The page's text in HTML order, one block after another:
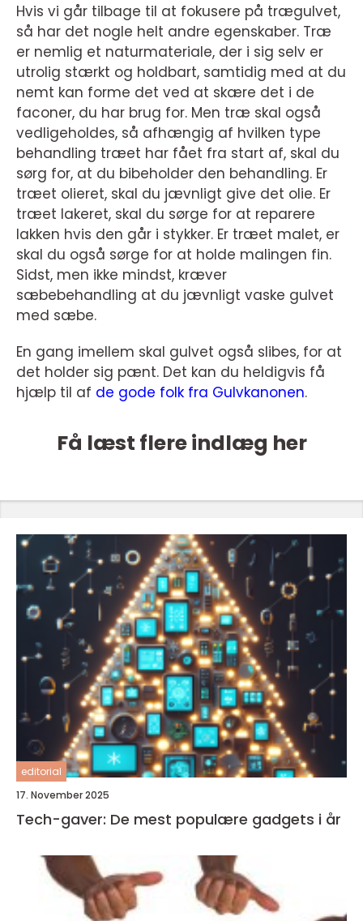
Hvis vi går tilbage til at fokusere på trægulvet,
så har det nogle helt andre egenskaber. Træ
er nemlig et naturmateriale, der i sig selv er
utrolig stærkt og holdbart, samtidig med at du
nemt kan forme det ved at skære det i de
faconer, du har brug for. Men træ skal også
vedligeholdes, så afhængig af hvilken type
behandling træet har fået fra start af, skal du
sørg for, at du bibeholder den behandling. Er
træet olieret, skal du jævnligt give det olie. Er
træet lakeret, skal du sørge for at reparere
lakken hvis den går i stykker. Er træet malet, er
skal du også sørge for at holde malingen fin.
Sidst, men ikke mindst, kræver
sæbebehandling at du jævnligt vaske gulvet
med sæbe.
En gang imellem skal gulvet også slibes, for at
det holder sig pænt. Det kan du heldigvis få
hjælp til af de gode folk fra Gulvkanonen.
Få læst flere indlæg her
editorial
17. November 2025
Tech-gaver: De mest populære gadgets i år